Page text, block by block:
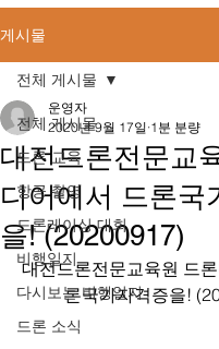
게시물
전체 게시물
드론 교육
항공 촬영
드론레이싱 대회
비행일지
다시보는 비행일지
드론 소식
전체 게시물
대전드론전문교
디어에서 드론국
을! (20200917)
운영자
2020년 9월 17일 1분 분량
대전드론전문교육원 드
론국가자격증을!